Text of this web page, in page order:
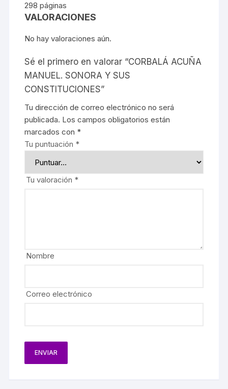
298 páginas
VALORACIONES
No hay valoraciones aún.
Sé el primero en valorar “CORBALÁ ACUÑA
MANUEL. SONORA Y SUS
CONSTITUCIONES”
Tu dirección de correo electrónico no será
publicada. Los campos obligatorios están
marcados con *
Tu puntuación *
Tu valoración *
Nombre
Correo electrónico